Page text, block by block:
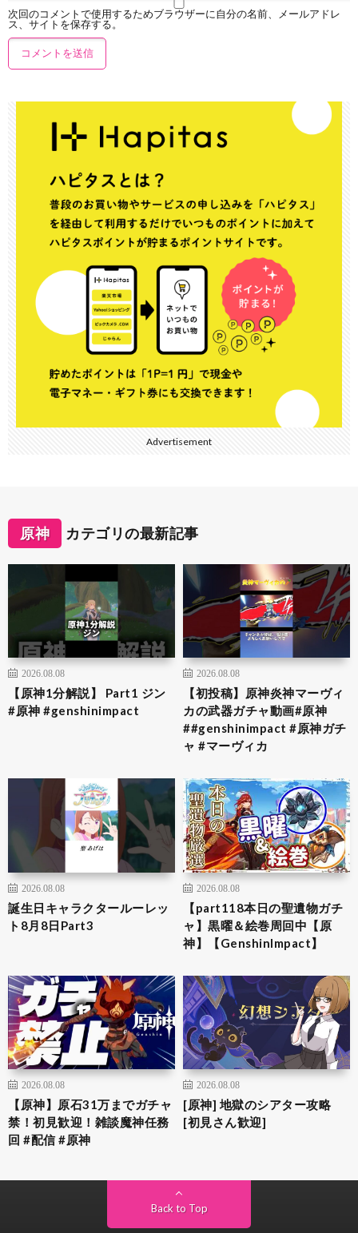
次回のコメントで使用するためブラウザーに自分の名前、メールアドレ
ス、サイトを保存する。
Advertisement
原神 カテゴリの最新記事
2026.08.08
【原神1分解説】 Part1 ジン
#原神 #genshinimpact
2026.08.08
【初投稿】原神炎神マーヴィ
カの武器ガチャ動画#原神
##genshinimpact #原神ガチ
ャ #マーヴィカ
2026.08.08
誕生日キャラクタールーレッ
ト8月8日Part3
2026.08.08
【part118本日の聖遺物ガチ
ャ】黒曜＆絵巻周回中【原
神】【GenshinImpact】
2026.08.08
【原神】原石31万までガチャ
禁！初見歓迎！雑談魔神任務
回 #配信 #原神
2026.08.08
[原神] 地獄のシアター攻略
[初見さん歓迎]
Back to Top